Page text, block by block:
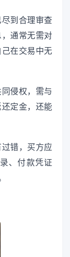
到合理审查
通常无需对
在交易中无
侵权，需与
定金，还能
错，买方应
、付款凭证